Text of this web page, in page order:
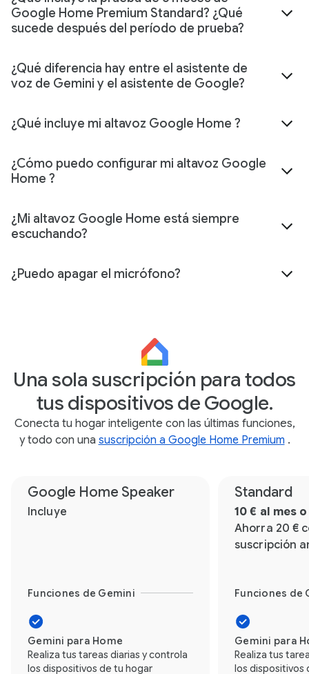
Google Home Premium Standard? ¿Qué
sucede después del período de prueba?
¿Qué diferencia hay entre el asistente de
voz de Gemini y el asistente de Google?
¿Qué incluye mi altavoz Google Home ?
¿Cómo puedo configurar mi altavoz Google
Home ?
¿Mi altavoz Google Home está siempre
escuchando?
¿Puedo apagar el micrófono?
Una sola suscripción para todos
tus dispositivos de Google.
Conecta tu hogar inteligente con las últimas funciones,
y todo con una suscripción a Google Home Premium .
Google Home Speaker Standard
Incluye
10 € al mes
Ahorra 20 €
suscripción
Funciones de Gemini Funciones de
Gemini para Home
Realiza tus tareas diarias y controla
los dispositivos de tu hogar
Gemini para
Realiza tus
los dispositivos